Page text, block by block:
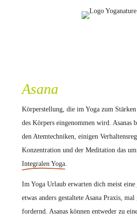
Asana
Körperstellung, die im Yoga zum
des Körpers eingenommen wird. Asanas
den Atemtechniken, einigen
Konzentration und der Meditation das
Integralen Yoga.
Im Yoga Urlaub erwarten dich meist
etwas anders gestaltete Asana Praxis,
fordernd. Asanas können entweder zu